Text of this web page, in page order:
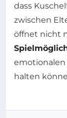
dass
zwischen
öffnet nicht
emotionalen
halten